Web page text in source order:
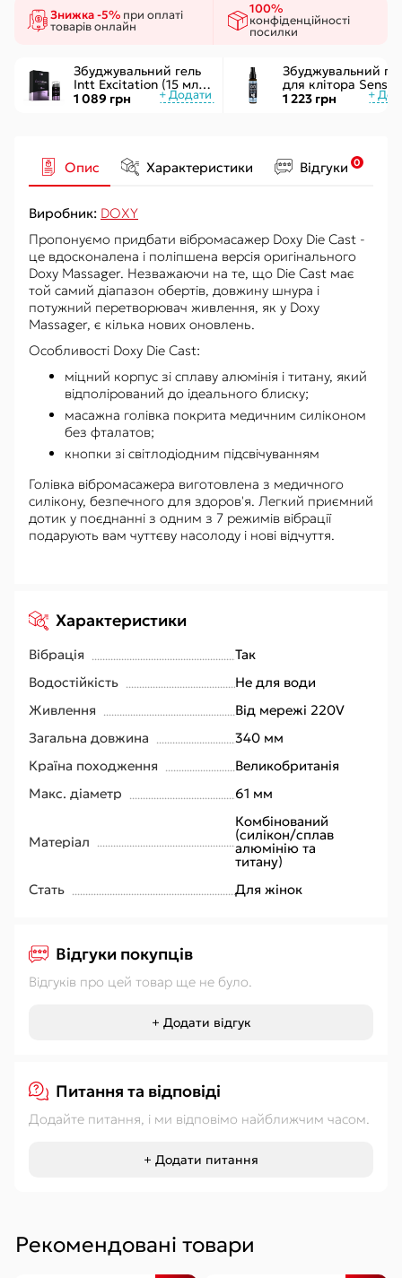
Знижка -5% при оплаті
товарів онлайн
100%
конфіденційності
посилки
Збуджувальний гель
Intt Excitation (15 мл) з
екстрактом
женьшеню, з ефектом
1 089 грн
Збуджувальний
для клітора
ON for Her Arousal
Ice 29мл охолодж.
1 223 грн
Опис Характеристики Відгуки 0
Виробник: DOXY
Пропонуємо придбати вібромасажер Doxy Die Cast -
це вдосконалена і поліпшена версія оригінального
Doxy Massager. Незважаючи на те, що Die Cast має
той самий діапазон обертів, довжину шнура і
потужний перетворювач живлення, як у Doxy
Massager, є кілька нових оновлень.
Особливості Doxy Die Cast:
міцний корпус зі сплаву алюмінія і титану, який
відполірований до ідеального блиску;
масажна голівка покрита медичним силіконом
без фталатов;
кнопки зі світлодіодним підсвічуванням
Голівка вібромасажера виготовлена ​​з медичного
силікону, безпечного для здоров'я. Легкий приємний
дотик у поєднанні з одним з 7 режимів вібрації
подарують вам чуттєву насолоду і нові відчуття.
Характеристики
Вібрація
Так
Водостійкість
Не для води
Живлення
Від мережі 220V
Загальна довжина
340 мм
Країна походження
Великобританія
Макс. діаметр
61 мм
Матеріал
Комбінований
(силікон/сплав
алюмінію та
титану)
Стать
Для жінок
Відгуки покупців
Відгуків про цей товар ще не було.
+ Додати відгук
Питання та відповіді
Додайте питання, і ми відповімо найближчим часом.
+ Додати питання
Рекомендовані товари